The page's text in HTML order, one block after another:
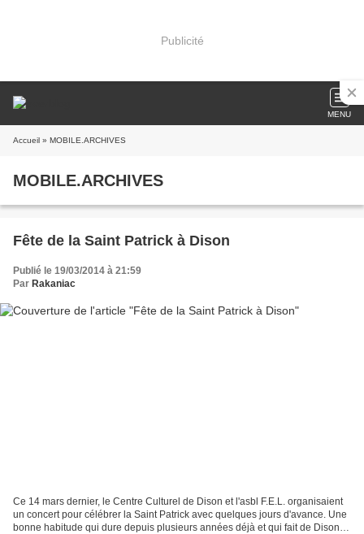
Publicité
MENU
Accueil » MOBILE.ARCHIVES
MOBILE.ARCHIVES
Fête de la Saint Patrick à Dison
Publié le 19/03/2014 à 21:59
Par Rakaniac
Ce 14 mars dernier, le Centre Culturel de Dison et l'asbl F.E.L. organisaient
un concert pour célébrer la Saint Patrick avec quelques jours d'avance. Une
bonne habitude qui dure depuis plusieurs années déjà et qui fait de Dison